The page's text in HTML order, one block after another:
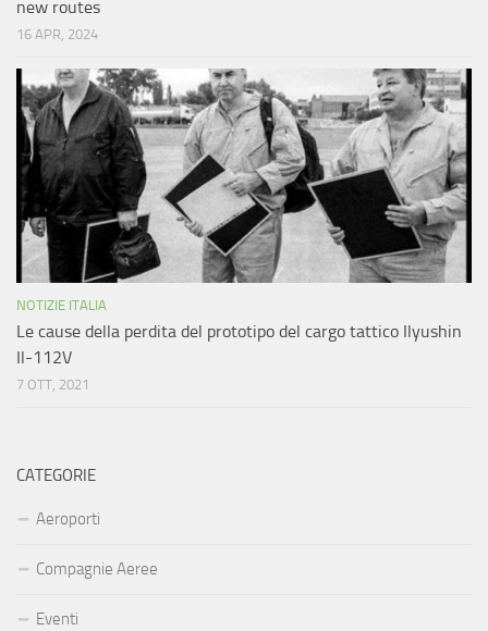
new routes
16 APR, 2024
NOTIZIE ITALIA
Le cause della perdita del prototipo del cargo tattico Ilyushin
Il-112V
7 OTT, 2021
CATEGORIE
Aeroporti
Compagnie Aeree
Eventi